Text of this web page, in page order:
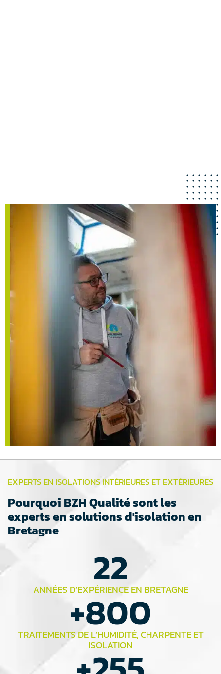
EXPERTS EN ISOLATIONS INTÉRIEURES ET EXTÉRIEURES
Pourquoi BZH Qualité sont les
experts en solutions d'isolation en
Bretagne
ANNÉES D’EXPÉRIENCE EN BRETAGNE
22
TRAITEMENTS DE L’HUMIDITÉ, CHARPENTE ET
ISOLATION
+800